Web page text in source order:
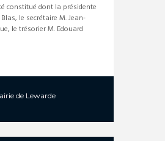
constitué dont la présidente
le secrétaire M. Jean-
le trésorier M. Edouard
de Lewarde